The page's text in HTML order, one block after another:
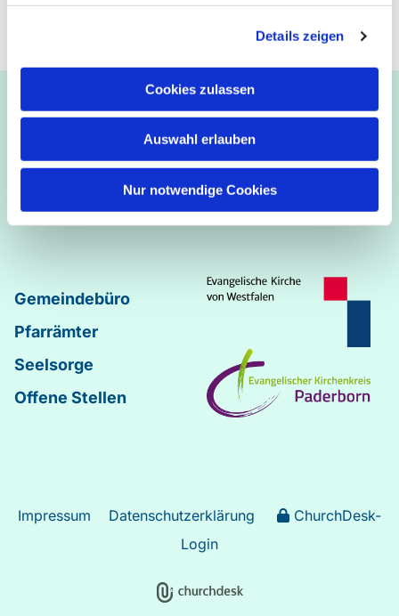
Details zeigen
Cookies zulassen
Auswahl erlauben
Nur notwendige Cookies
Ev.-luth. Kirchengemeinde Paderborn
05251/5002-32 und 5002-33
Martin-Luther –Markus –
Johannes
Gemeindebüro
Pfarrämter
Seelsorge
Offene Stellen
Impressum Datenschutzerklärung
ChurchDesk-
Login